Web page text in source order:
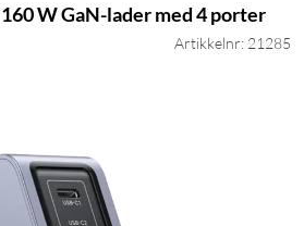
W GaN-lader med 4 porter
Artikkelnr: 21285